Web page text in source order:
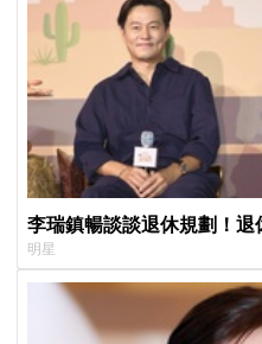
李瑞鎮暢談談退休規劃！
明星